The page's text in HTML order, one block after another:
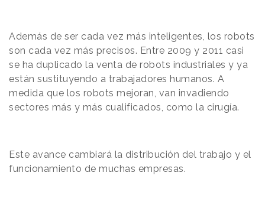
Además de ser cada vez más inteligentes, los robots
son cada vez más precisos. Entre 2009 y 2011 casi
se ha duplicado la venta de robots industriales y ya
están sustituyendo a trabajadores humanos. A
medida que los robots mejoran, van invadiendo
sectores más y más cualificados, como la cirugía.
Este avance cambiará la distribución del trabajo y el
funcionamiento de muchas empresas.